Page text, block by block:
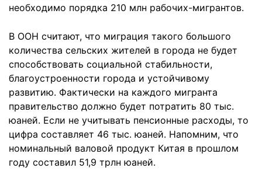
необходимо порядка 210 млн рабочих-мигрантов.
В ООН считают, что миграция такого большого
количества сельских жителей в города не будет
способствовать социальной стабильности,
благоустроенности города и устойчивому
развитию. Фактически на каждого мигранта
правительство должно будет потратить 80 тыс.
юаней. Если не учитывать пенсионные расходы, то
цифра составляет 46 тыс. юаней. Напомним, что
номинальный валовой продукт Китая в прошлом
году составил 51,9 трлн юаней.